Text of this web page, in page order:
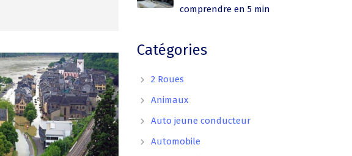
comprendre en 5 min
Catégories
2 Roues
Animaux
Auto jeune conducteur
Automobile